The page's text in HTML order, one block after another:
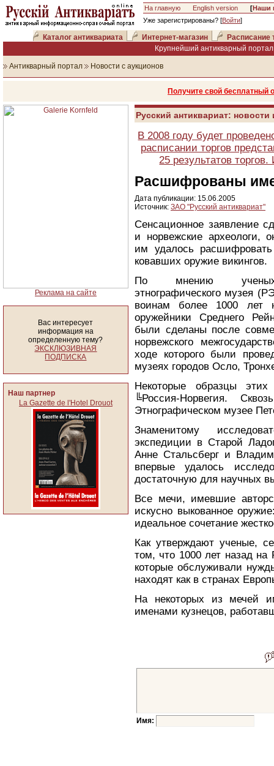
На главную English version [Наши
Уже зарегистрированы? [Войти]
Каталог антиквариата Интернет-магазин
Расписание
Крупнейший антикварный
Антикварный портал Новости с аукционов
Получите свой
Реклама на сайте
Вас интересует
информация на
определенную тему?
ЭКСКЛЮЗИВНАЯ
ПОДПИСКА
Наш партнер
La Gazette de l'Hotel Drouot
Русский антиквариат:
В 2008 году будет
расписании торгов
25 результатов
Расшифрованы
Дата публикации: 15.06.2005
Источник: ЗАО "Русский антиквариат"
Сенсационное заявление
и норвежские археологи,
им удалось
ковавших оружие викингов.
По мнению ученых
этнографического музея
воинам более 1000 лет
оружейники Среднего
были сделаны после
норвежского
ходе которого были
музеях городов Осло,
Некоторые образцы
╚Россия-Hорвегия.
Этнографическом музее
Знаменитому
экспедиции в Старой
Анне Стальсберг и
впервые удалось
достаточную для научных
Все мечи, имевшие
искусно выкованное
идеальное сочетание
Как утверждают ученые,
том, что 1000 лет назад
которые обслуживали
находят как в странах
Hа некоторых из мечей
именами кузнецов,
Имя: